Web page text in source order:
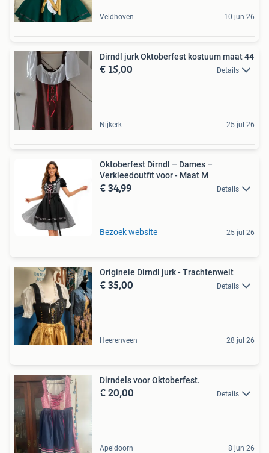
Veldhoven 10 jun 26
Dirndl jurk Oktoberfest kostuum maat 44
€ 15,00 Details
Nijkerk 25 jul 26
Oktoberfest Dirndl – Dames –
Verkleedoutfit voor - Maat M
€ 34,99 Details
Bezoek website 25 jul 26
Originele Dirndl jurk - Trachtenwelt
€ 35,00 Details
Heerenveen 28 jul 26
Dirndels voor Oktoberfest.
€ 20,00 Details
Apeldoorn 8 jun 26